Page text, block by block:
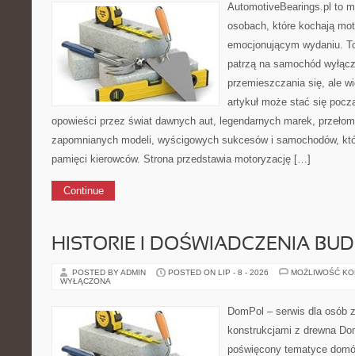
AutomotiveBearings.pl to
osobach, które kochają
emocjonującym wydaniu.
patrzą na samochód
przemieszczania się, ale
artykuł może stać się
opowieści przez świat dawnych aut, legendarnych marek,
zapomnianych modeli, wyścigowych sukcesów i samochodów,
pamięci kierowców. Strona przedstawia motoryzację […]
Continue
HISTORIE I DOŚWIADCZENIA
POSTED BY ADMIN POSTED ON LIP - 8 - 2026
MOŻLIWOŚĆ
WYŁĄCZONA
DomPol – serwis dla osób
konstrukcjami z drewna
poświęcony tematyce